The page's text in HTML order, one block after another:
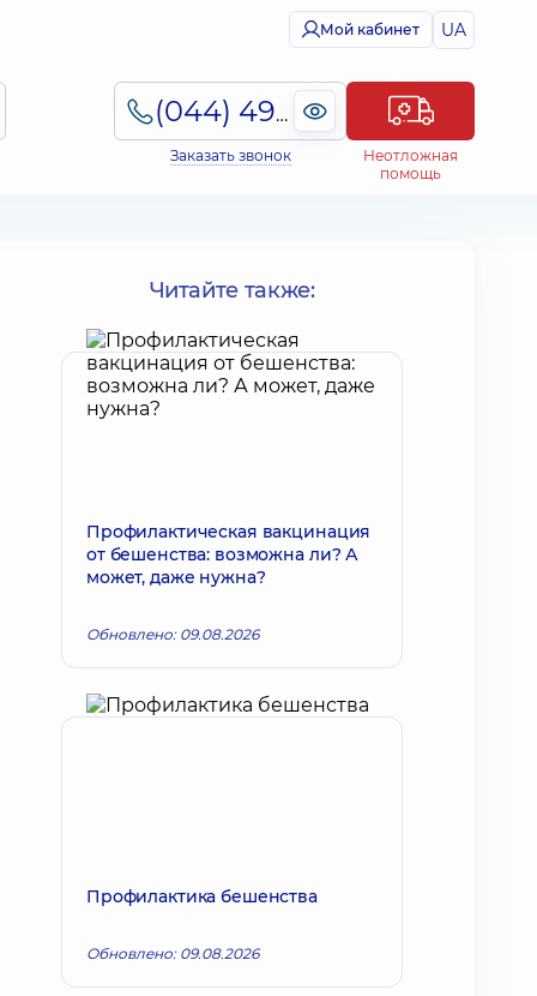
Мой кабинет UA
(044) 495-2-888
Заказать звонок
Неотложная
помощь
Читайте также:
Профилактическая вакцинация
от бешенства: возможна ли? А
может, даже нужна?
Обновлено: 09.08.2026
Профилактика бешенства
Обновлено: 09.08.2026